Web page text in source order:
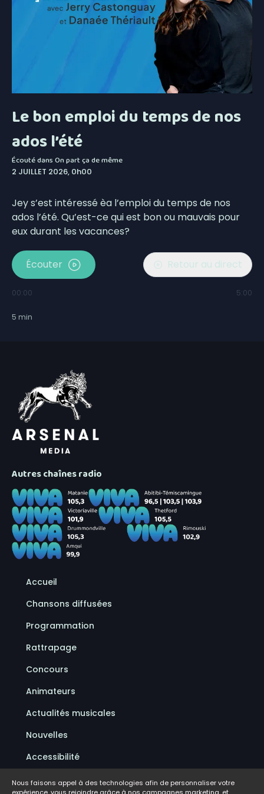
Le bon emploi du temps de nos
ados l’été
Écouté dansOn part ça de même
2 JUILLET 2026, 0h00
Jey s’est intéressé èa l’emploi du temps de nos
ados l’été. Qu’est-ce qui est bon ou mauvais pour
eux durant les vacances?
Écouter Retour au direct
00:00 5:00
5 min
Autres chaînes radio
Accueil
Chansons diffusées
Programmation
Rattrapage
Concours
Animateurs
Actualités musicales
Nouvelles
Accessibilité
Politique de confidentialité
Nous faisons appel à des technologies afin de personnaliser votre